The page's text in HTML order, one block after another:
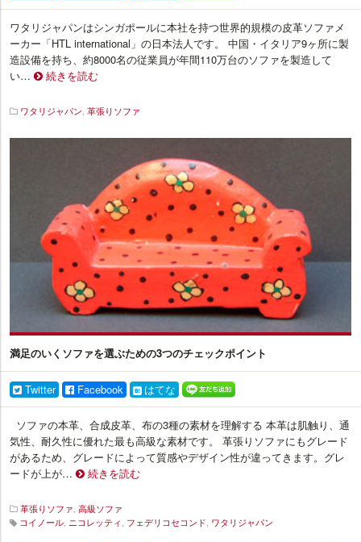
ワタリジャパンはシンガポールに本社を持つ世界的規模の皮革ソファメ
ーカー「HTL international」の日本法人です。 中国・イタリア9ヶ所に製
造設備を持ち、約8000名の従業員が年間110万台のソファを製造して
い…
続きを読む
ワタリジャパン 革張りソファ
イ
満足のいくソファを選ぶための3つのチェックポイント
Twitter Facebook はてな
ソファの本革、合成皮革、布の3種の素材を理解する 本革は肌触り、通
気性、耐久性に優れた最も高級な素材です。 革張りソファにもグレード
があるため、グレードによって質感やデザイン性が違ってきます。グレ
ードが上が…
続きを読む
革張りソファ, 高級ソファ
コイノール, ニコレッティ , フェデリコセコンド, ワタリジャパン